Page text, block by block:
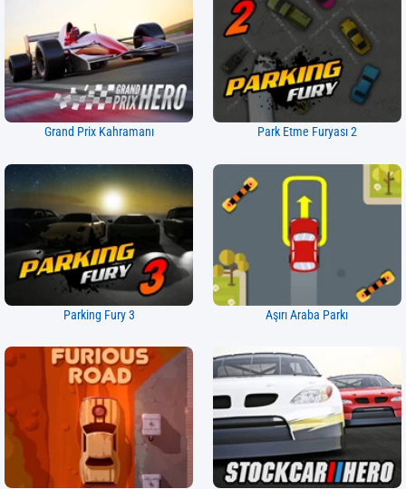
Grand Prix Kahramanı Park Etme Furyası 2
Parking Fury 3 Aşırı Araba Parkı